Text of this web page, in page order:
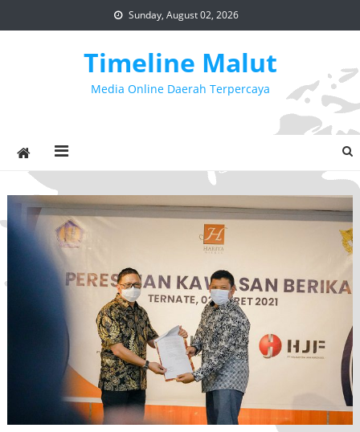
to
Sunday, August 02, 2026
Timeline Malut
Media Online Daerah Terpercaya